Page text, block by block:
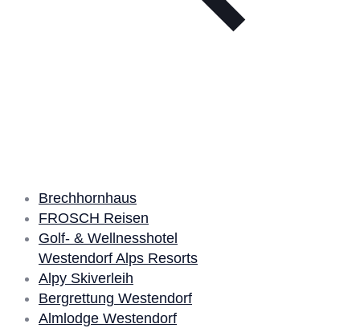
Brechhornhaus
FROSCH Reisen
Golf- & Wellnesshotel
Westendorf Alps Resorts
Alpy Skiverleih
Bergrettung Westendorf
Almlodge Westendorf